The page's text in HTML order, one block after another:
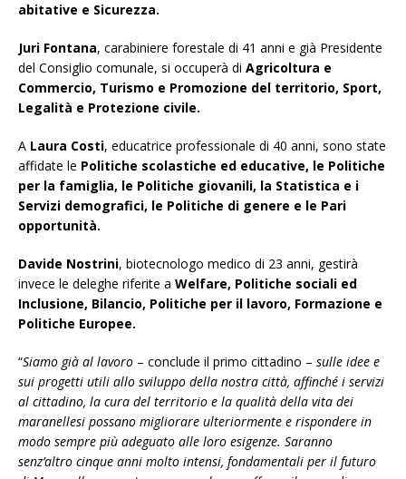
abitative e Sicurezza.
Juri Fontana, carabiniere forestale di 41 anni e già Presidente
del Consiglio comunale, si occuperà di Agricoltura e
Commercio, Turismo e Promozione del territorio, Sport,
Legalità e Protezione civile.
A Laura Costi, educatrice professionale di 40 anni, sono state
affidate le Politiche scolastiche ed educative, le Politiche
per la famiglia, le Politiche giovanili, la Statistica e i
Servizi demografici, le Politiche di genere e le Pari
opportunità.
Davide Nostrini, biotecnologo medico di 23 anni, gestirà
invece le deleghe riferite a Welfare, Politiche sociali ed
Inclusione, Bilancio, Politiche per il lavoro, Formazione e
Politiche Europee.
“Siamo già al lavoro – conclude il primo cittadino – sulle idee e
sui progetti utili allo sviluppo della nostra città, affinché i servizi
al cittadino, la cura del territorio e la qualità della vita dei
maranellesi possano migliorare ulteriormente e rispondere in
modo sempre più adeguato alle loro esigenze. Saranno
senz’altro cinque anni molto intensi, fondamentali per il futuro